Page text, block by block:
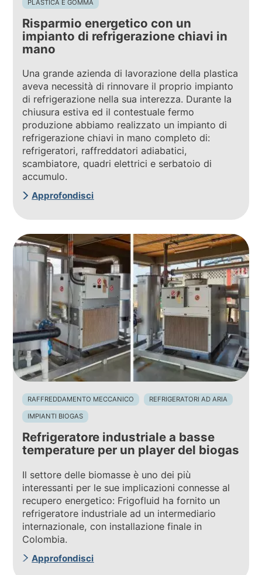
PLASTICA E GOMMA
Risparmio energetico con un
impianto di refrigerazione chiavi in
mano
Una grande azienda di lavorazione della plastica
aveva necessità di rinnovare il proprio impianto
di refrigerazione nella sua interezza. Durante la
chiusura estiva ed il contestuale fermo
produzione abbiamo realizzato un impianto di
refrigerazione chiavi in mano completo di:
refrigeratori, raffreddatori adiabatici,
scambiatore, quadri elettrici e serbatoio di
accumulo.
Approfondisci
RAFFREDDAMENTO MECCANICO REFRIGERATORI AD ARIA
IMPIANTI BIOGAS
Refrigeratore industriale a basse
temperature per un player del biogas
Il settore delle biomasse è uno dei più
interessanti per le sue implicazioni connesse al
recupero energetico: Frigofluid ha fornito un
refrigeratore industriale ad un intermediario
internazionale, con installazione finale in
Colombia.
Approfondisci